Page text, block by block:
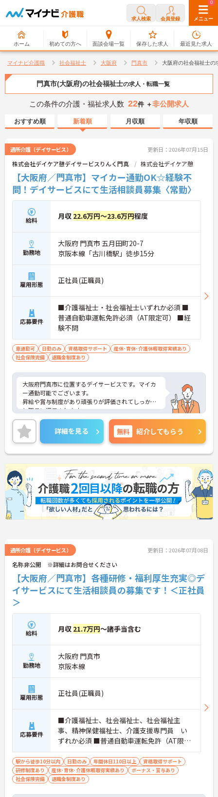
求人検索 会員登録 メニュー
ホーム 初めての方へ 面談会場一覧
0
保存した求人
0
最近見た求人
マイナビ介護職 社会福祉士 大阪府 門真市 大阪府の社会福祉士の
門真市(大阪府)の社会福祉士の求人・転職一覧
この条件の介護・福祉求人数 22件 ＋非公開求人
おすすめ順 新着順 月収順 年収順
通所介護（デイサービス） 更新日：2026年07月15日
株式会社デイケア憩デイサービスりんく門真 株式会社デイケア憩
【大阪府／門真市】マイカー通勤OK☆経験不
問！デイサービスにて生活相談員募集〈常勤〉
給料 月収 22.6万円～23.6万円程度
勤務地
大阪府 門真市 五月田町20-7
京阪本線「古川橋駅」徒歩15分
雇用形態 正社員(正職員)
応募要件
■介護福祉士・社会福祉士いずれか必須 ■
普通自動車運転免許必須（AT限定可） ■経
験不問
車通勤可 日勤のみ 資格取得サポート
産休･育休･介護休暇取得実績あり
社会保険完備
退職金制度あり
大阪府門真市に位置するデイサービスです。マイカ
ー通勤可能でございます。
昇給や賞与制度があり頑張りが評価されてしっかり
と職員に還元されます。
ご興味のある方には、面接対策ポイントなど、さら
に詳細をお話しいたしますのでお気軽にご相談くだ
さい！
詳細を見る 無料 紹介してもらう
通所介護（デイサービス） 更新日：2026年07月08日
名称非公開 ※詳細はお問合せください
【大阪府／門真市】各種研修・福利厚生充実◎デ
イサービスにて生活相談員の募集です！＜正社員
＞
給料 月収 21.7万円～諸手当含む
勤務地
大阪府 門真市
京阪本線
雇用形態 正社員(正職員)
応募要件
■介護福祉士、社会福祉士、社会福祉主
事、精神保健福祉士、介護支援専門員 い
ずれか必須 ■普通自動車運転免許（AT限定
可）必須 ■実務経験 必須
駅から徒歩10分以内 日勤のみ 年間休日110日以上
資格取得サポート
研修制度あり
産休･育休･介護休暇取得実績あり
ボーナス・賞与あり
社会保険完備
退職金制度あり